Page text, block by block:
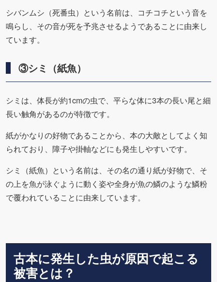
シバンムシ（死番虫）という名前は、コチコチという音を
鳴らし、その音が死を予兆させるようであることに由来し
ています。
③シミ（紙魚）
シミは、体長が約1cmの虫で、平らな体に3本の長い尾と細
長い触角があるのが特徴です。
紙がかなりの好物であることから、本の大敵としてよく知
られており、障子や掛軸などにも発生しやすいです。
シミ（紙魚）という名前は、その名の通り紙が好物で、そ
の上を魚が泳ぐように動く姿や全身が魚の鱗のような鱗粉
で覆われていることに由来しています。
古本に発生した虫が原因で起こる
被害とは？